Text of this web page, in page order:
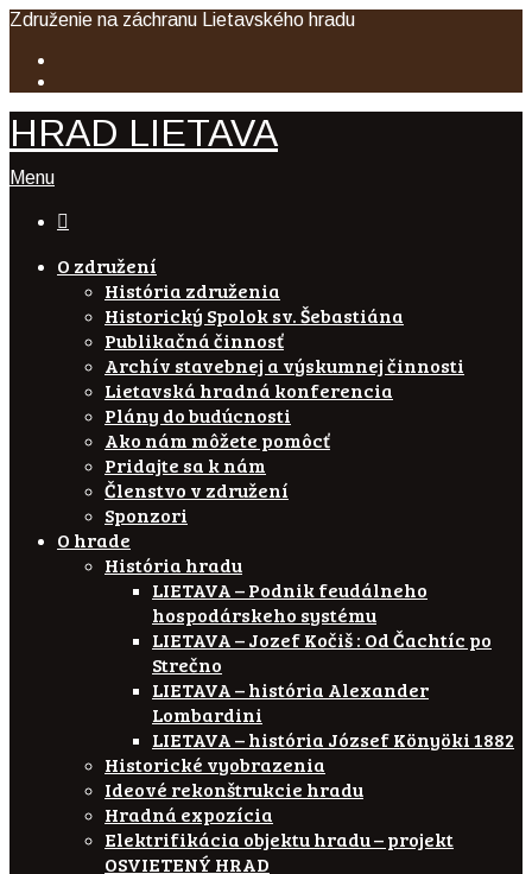
Združenie na záchranu Lietavského hradu
HRAD LIETAVA
Menu

O združení
História združenia
Historický Spolok sv. Šebastiána
Publikačná činnosť
Archív stavebnej a výskumnej činnosti
Lietavská hradná konferencia
Plány do budúcnosti
Ako nám môžete pomôcť
Pridajte sa k nám
Členstvo v združení
Sponzori
O hrade
História hradu
LIETAVA – Podnik feudálneho
hospodárskeho systému
LIETAVA – Jozef Kočiš : Od Čachtíc po
Strečno
LIETAVA – história Alexander
Lombardini
LIETAVA – história József Könyöki 1882
Historické vyobrazenia
Ideové rekonštrukcie hradu
Hradná expozícia
Elektrifikácia objektu hradu – projekt
OSVIETENÝ HRAD